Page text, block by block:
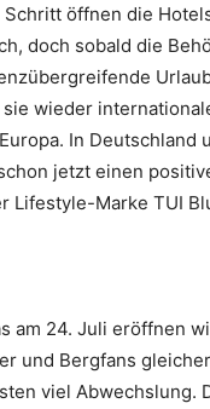
und
Schritt öffnen die
doch sobald die
wieder
In Deutschland
jetzt einen
Lifestyle-Marke TUI
am 24. Juli eröffnen
und Bergfans
viel Abwechslung.